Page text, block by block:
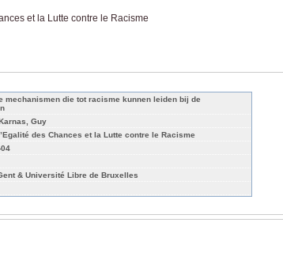
et la Lutte contre le Racisme
mechanismen die tot racisme kunnen leiden bij de
Guy
des Chances et la Lutte contre le Racisme
& Université Libre de Bruxelles